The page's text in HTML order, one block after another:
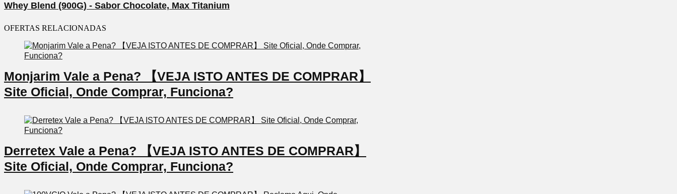
Whey Blend (900G) - Sabor Chocolate, Max Titanium
OFERTAS RELACIONADAS
Monjarim Vale a Pena? 【VEJA ISTO ANTES DE COMPRAR】
Site Oficial, Onde Comprar, Funciona?
Derretex Vale a Pena? 【VEJA ISTO ANTES DE COMPRAR】
Site Oficial, Onde Comprar, Funciona?